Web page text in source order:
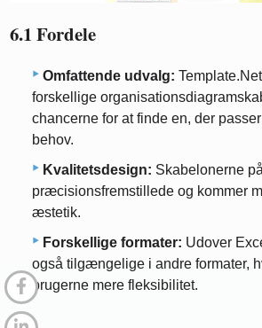
6.1 Fordele
Omfattende udvalg:
forskellige
chancerne for at finde en, der
behov.
Kvalitetsdesign: Skabelonerne
præcisionsfremstillede og kommer
æstetik.
Forskellige formater: Udover
også tilgængelige i andre formater,
brugerne mere fleksibilitet.